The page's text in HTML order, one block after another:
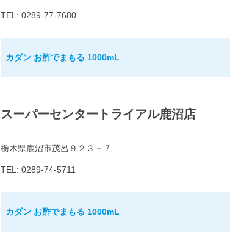
TEL: 0289-77-7680
カダン お酢でまもる 1000mL
スーパーセンタートライアル鹿沼店
栃木県鹿沼市茂呂９２３－７
TEL: 0289-74-5711
カダン お酢でまもる 1000mL